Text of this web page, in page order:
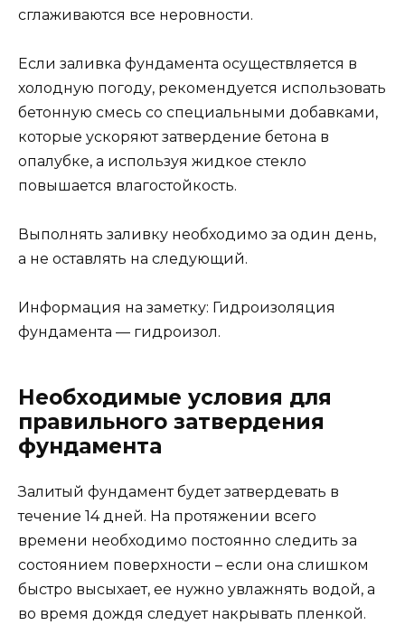
сглаживаются все неровности.
Если заливка фундамента осуществляется в
холодную погоду, рекомендуется использовать
бетонную смесь со специальными добавками,
которые ускоряют затвердение бетона в
опалубке, а используя жидкое стекло
повышается влагостойкость.
Выполнять заливку необходимо за один день,
а не оставлять на следующий.
Информация на заметку: Гидроизоляция
фундамента — гидроизол.
Необходимые условия для
правильного затвердения
фундамента
Залитый фундамент будет затвердевать в
течение 14 дней. На протяжении всего
времени необходимо постоянно следить за
состоянием поверхности – если она слишком
быстро высыхает, ее нужно увлажнять водой, а
во время дождя следует накрывать пленкой.